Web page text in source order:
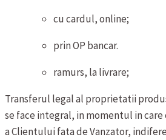
cu cardul, online;
prin OP bancar.
ramurs, la livrare;
Transferul legal al proprietatii
se face integral, in momentul in
a Clientului fata de Vanzator,